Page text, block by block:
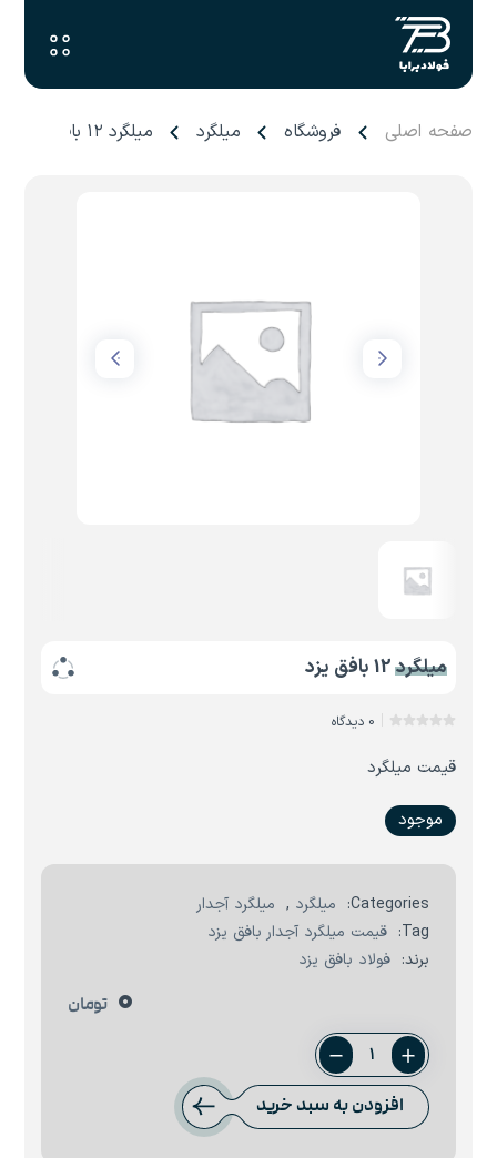
صفحه اصلی فروشگاه میلگرد میلگرد ۱۲ بافق یزد
میلگرد 12 بافق یزد
0 دیدگاه
قیمت میلگرد
موجود
Categories: میلگرد , میلگرد آجدار
Tag:
قیمت میلگرد آجدار بافق یزد
برند: فولاد بافق یزد
0 تومان
میلگرد
12
بافق
افزودن به سبد خرید